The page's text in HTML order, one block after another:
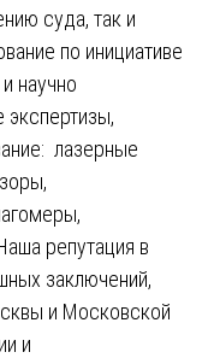
суда, так и
по инициативе
научно
лазерные
репутация в
заключений,
и Московской
и